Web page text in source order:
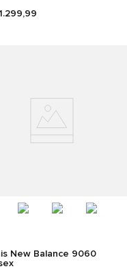
.299,99
New Balance 9060